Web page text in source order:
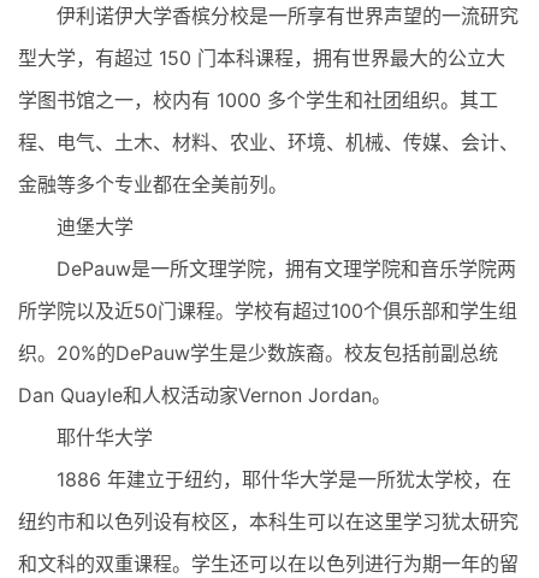
伊利诺伊大学香槟分校是一所享有世界声望的一流研究
型大学，有超过 150 门本科课程，拥有世界最大的公立大
学图书馆之一，校内有 1000 多个学生和社团组织。其工
程、电气、土木、材料、农业、环境、机械、传媒、会计、
金融等多个专业都在全美前列。
迪堡大学
DePauw是一所文理学院，拥有文理学院和音乐学院两
所学院以及近50门课程。学校有超过100个俱乐部和学生组
织。20%的DePauw学生是少数族裔。校友包括前副总统
Dan Quayle和人权活动家Vernon Jordan。
耶什华大学
1886 年建立于纽约，耶什华大学是一所犹太学校，在
纽约市和以色列设有校区，本科生可以在这里学习犹太研究
和文科的双重课程。学生还可以在以色列进行为期一年的留